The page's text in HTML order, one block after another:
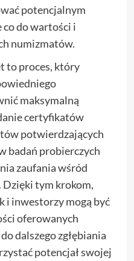
potencjalnym
co do wartości i
numizmatów.
to proces, który
maksymalną
certyfikatów
potwierdzających
badań probierczych
zaufania wśród
tym krokom,
i inwestorzy mogą być
oferowanych
dalszego zgłębiania
potencjał swojej